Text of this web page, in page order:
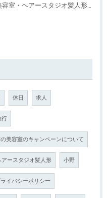
小野市にある美容室・ヘアースタジオ髪人形からお知らせ
休日 求人
行
美容室のキャンペーンについて
アースタジオ髪人形 小野
イバシーポリシー